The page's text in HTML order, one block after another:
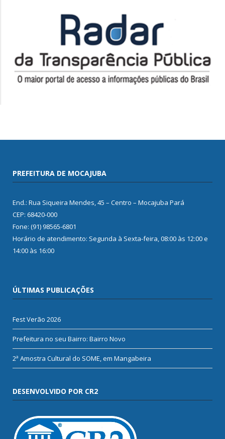
PREFEITURA DE MOCAJUBA
End.: Rua Siqueira Mendes, 45 – Centro – Mocajuba Pará
CEP: 68420-000
Fone: (91) 98565-6801
Horário de atendimento: Segunda à Sexta-feira, 08:00 às 12:00 e
14:00 às 16:00
ÚLTIMAS PUBLICAÇÕES
Fest Verão 2026
Prefeitura no seu Bairro: Bairro Novo
2ª Amostra Cultural do SOME, em Mangabeira
DESENVOLVIDO POR CR2